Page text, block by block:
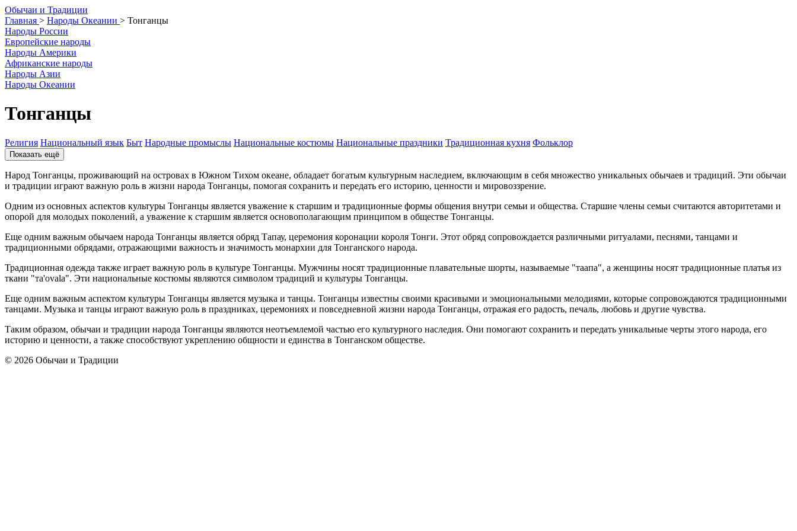
Обычаи и Традиции
Главная > Народы Океании > Тонганцы
Народы России
Европейские народы
Народы Америки
Африканские народы
Народы Азии
Народы Океании
Тонганцы
Религия Национальный язык Быт Народные промыслы Национальные костюмы Национальные праздники Традиционная кухня Фольклор
Показать ещё
Народ Тонганцы, проживающий на островах в Южном Тихом океане, обладает богатым культурным наследием, включающим в себя множество уникальных обычаев и традиций. Эти обычаи
и традиции играют важную роль в жизни народа Тонганцы, помогая сохранить и передать его историю, ценности и мировоззрение.
Одним из основных аспектов культуры Тонганцы является уважение к старшим и традиционные формы общения внутри семьи и общества. Старшие члены семьи считаются авторитетами и
опорой для молодых поколений, а уважение к старшим является основополагающим принципом в обществе Тонганцы.
Еще одним важным обычаем народа Тонганцы является обряд Тапау, церемония коронации короля Тонги. Этот обряд сопровождается различными ритуалами, песнями, танцами и
традиционными обрядами, отражающими важность и значимость монархии для Тонганского народа.
Традиционная одежда также играет важную роль в культуре Тонганцы. Мужчины носят традиционные плавательные шорты, называемые "таапа", а женщины носят традиционные платья из
ткани "та'ovala". Эти национальные костюмы являются символом традиций и культуры Тонганцы.
Еще одним важным аспектом культуры Тонганцы является музыка и танцы. Тонганцы известны своими красивыми и эмоциональными мелодиями, которые сопровождаются традиционными
танцами. Музыка и танцы играют важную роль в праздниках, церемониях и повседневной жизни народа Тонганцы, отражая его радость, печаль, любовь и другие чувства.
Таким образом, обычаи и традиции народа Тонганцы являются неотъемлемой частью его культурного наследия. Они помогают сохранить и передать уникальные черты этого народа, его
историю и ценности, а также способствуют укреплению общности и единства в Тонганском обществе.
© 2026 Обычаи и Традиции